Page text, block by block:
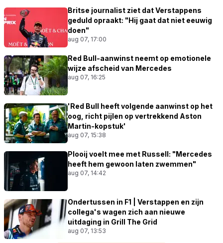
Britse journalist ziet dat Verstappens
geduld opraakt: "Hij gaat dat niet eeuwig
doen"
aug 07, 17:00
Red Bull-aanwinst neemt op emotionele
wijze afscheid van Mercedes
aug 07, 16:25
'Red Bull heeft volgende aanwinst op het
oog, richt pijlen op vertrekkend Aston
Martin-kopstuk'
aug 07, 15:38
Plooij voelt mee met Russell: "Mercedes
heeft hem gewoon laten zwemmen"
aug 07, 14:42
Ondertussen in F1 | Verstappen en zijn
collega's wagen zich aan nieuwe
uitdaging in Grill The Grid
aug 07, 13:53